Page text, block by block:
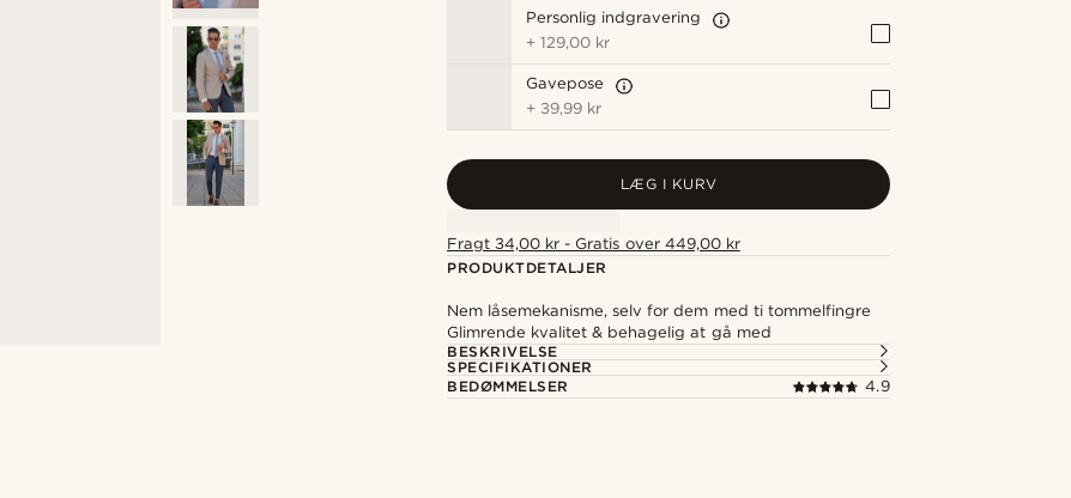
Personlig indgravering
+129,00 kr
Gavepose
+ 39,99 kr
LÆG I KURV
Fragt 34,00 kr - Gratis over 449,00 kr
PRODUKTDETALJER
Nem låsemekanisme, selv for dem med ti tommelfingre
Glimrende kvalitet & behagelig at gå med
BESKRIVELSE
SPECIFIKATIONER
BEDØMMELSER
4.9